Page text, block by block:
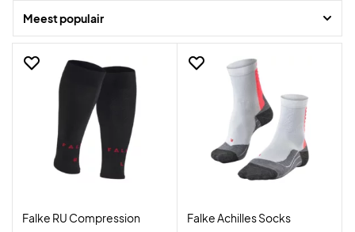
Meest populair
Falke RU Compression
Falke Achilles Socks